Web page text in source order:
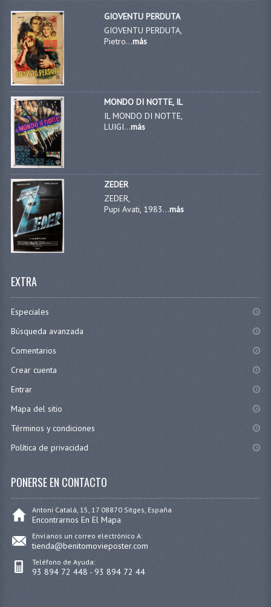
GIOVENTU PERDUTA
GIOVENTU PERDUTA,
Pietro...más
MONDO DI NOTTE, IL
IL MONDO DI NOTTE,
LUIGI...más
ZEDER
ZEDER,
Pupi Avati, 1983...más
EXTRA
Especiales
Búsqueda avanzada
Comentarios
Crear cuenta
Entrar
Mapa del sitio
Términos y condiciones
Política de privacidad
PONERSE EN CONTACTO
Antoni Catalá, 15, 17 08870 Sitges, España
Encontrarnos En El Mapa
Envíanos un correo electrónico A:
tienda@benitomovieposter.com
Teléfono de Ayuda:
93 894 72 448 - 93 894 72 44